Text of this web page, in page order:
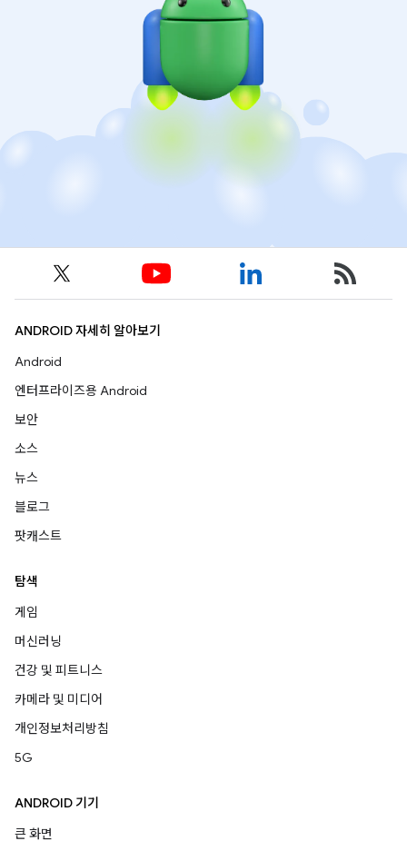
ANDROID 자세히 알아보기
Android
엔터프라이즈용 Android
보안
소스
뉴스
블로그
팟캐스트
탐색
게임
머신러닝
건강 및 피트니스
카메라 및 미디어
개인정보처리방침
5G
ANDROID 기기
큰 화면